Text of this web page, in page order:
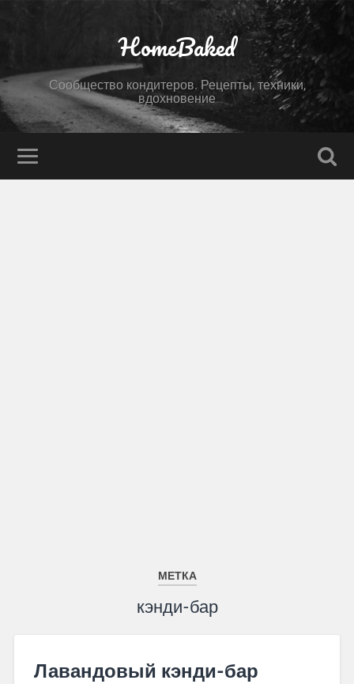
HomeBaked
Сообщество кондитеров. Рецепты, техники,
вдохновение
МЕТКА
кэнди-бар
Лавандовый кэнди-бар